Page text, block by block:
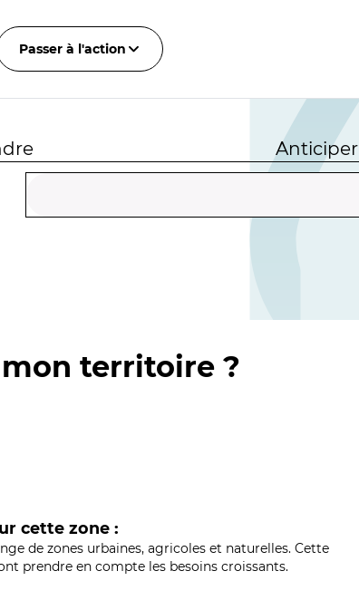
Passer à l'action
Anticiper
territoire ?
cette zone :
de zones urbaines, agricoles et naturelles. Cette
prendre en compte les besoins croissants.